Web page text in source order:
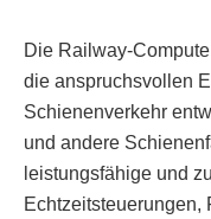
Die Railway-
die anspruchsvollen
Schienenverkehr
und andere
leistungsfähige und
Echtzeitsteuerungen,